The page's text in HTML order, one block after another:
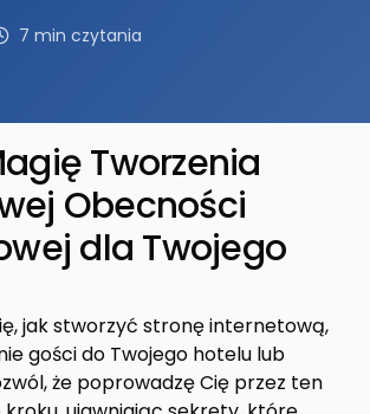
7 min czytania
Tworzenia
Obecności
dla Twojego
jak stworzyć stronę internetową,
gości do Twojego hotelu lub
że poprowadzę Cię przez ten